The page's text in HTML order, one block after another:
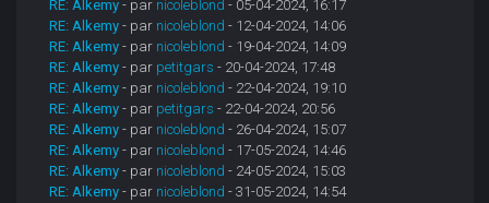
RE: Alkemy - par nicoleblond - 05-04-2024, 16:17
RE: Alkemy - par nicoleblond - 12-04-2024, 14:06
RE: Alkemy - par nicoleblond - 19-04-2024, 14:09
RE: Alkemy - par petitgars - 20-04-2024, 17:48
RE: Alkemy - par nicoleblond - 22-04-2024, 19:10
RE: Alkemy - par petitgars - 22-04-2024, 20:56
RE: Alkemy - par nicoleblond - 26-04-2024, 15:07
RE: Alkemy - par nicoleblond - 17-05-2024, 14:46
RE: Alkemy - par nicoleblond - 24-05-2024, 15:03
RE: Alkemy - par nicoleblond - 31-05-2024, 14:54